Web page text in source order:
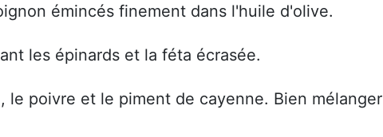
émincés finement dans l'huile d'olive.
les épinards et la féta écrasée.
le poivre et le piment de cayenne. Bien mélanger